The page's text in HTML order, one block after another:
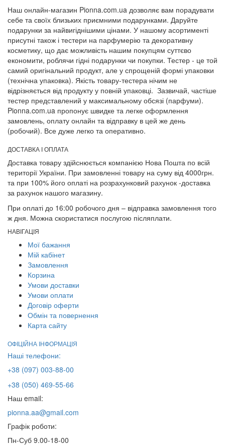
Наш онлайн-магазин Pionna.com.ua дозволяє вам порадувати
себе та своїх близьких приємними подарунками. Даруйте
подарунки за найвигіднішими цінами. У нашому асортименті
присутні також і тестери на парфумерію та декоративну
косметику, що дає можливість нашим покупцям суттєво
економити, роблячи гідні подарунки чи покупки. Тестер - це той
самий оригінальний продукт, але у спрощеній формі упаковки
(технічна упаковка). Якість товару-тестера нічим не
відрізняється від продукту у повній упаковці. Зазвичай, частіше
тестер представлений у максимальному обсязі (парфуми).
Pionna.com.ua пропонує швидке та легке оформлення
замовлень, оплату онлайн та відправку в цей же день
(робочий). Все дуже легко та оперативно.
ДОСТАВКА І ОПЛАТА
Доставка товару здійснюється компанією Нова Пошта по всій
території України. При замовленні товару на суму від 4000грн.
та при 100% його оплаті на розрахунковий рахунок -доставка
за рахунок нашого магазину.
При оплаті до 16:00 робочого дня – відправка замовлення того
ж дня. Можна скористатися послугою післяплати.
НАВІГАЦІЯ
Мої бажання
Мій кабінет
Замовлення
Корзина
Умови доставки
Умови оплати
Договір оферти
Обмін та повернення
Карта сайту
ОФІЦІЙНА ІНФОРМАЦІЯ
Наші телефони:
+38 (097) 003-88-00
+38 (050) 469-55-66
Наш email:
pionna.aa@gmail.com
Графік роботи:
Пн-Суб 9.00-18-00